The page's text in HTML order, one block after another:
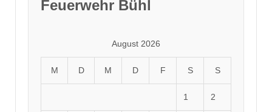
Feuerwehr Bühl
August 2026
M D M D F S S
1 2